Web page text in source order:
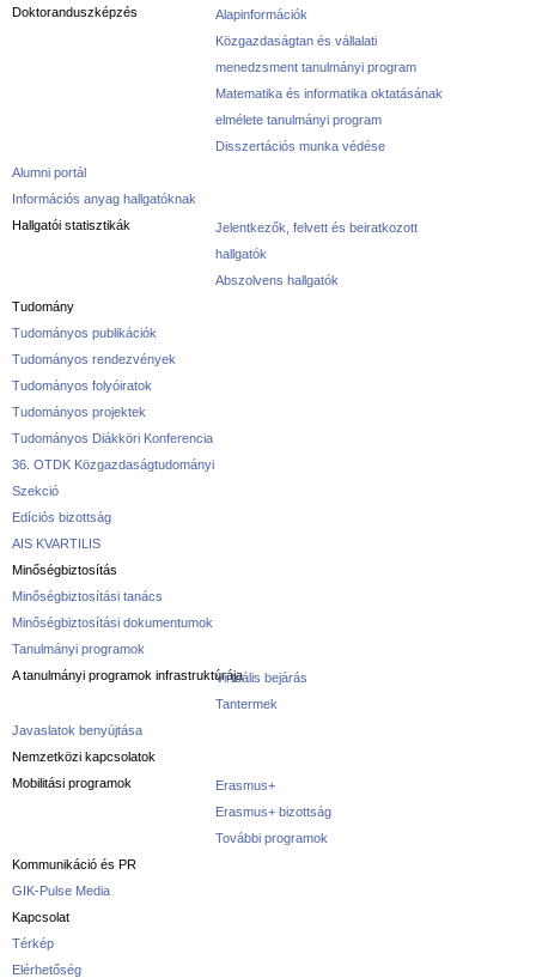
Doktoranduszképzés
Alapinformációk
Közgazdaságtan és vállalati
menedzsment tanulmányi program
Matematika és informatika oktatásának
elmélete tanulmányi program
Disszertációs munka védése
Alumni portál
Információs anyag hallgatóknak
Hallgatói statisztikák
Jelentkezők, felvett és beiratkozott
hallgatók
Abszolvens hallgatók
Tudomány
Tudományos publikációk
Tudományos rendezvények
Tudományos folyóiratok
Tudományos projektek
Tudományos Diákköri Konferencia
36. OTDK Közgazdaságtudományi
Szekció
Edíciós bizottság
AIS KVARTILIS
Minőségbiztosítás
Minőségbiztosítási tanács
Minőségbiztosítási dokumentumok
Tanulmányi programok
A tanulmányi programok infrastruktúrájaVirtuális bejárás
Tantermek
Javaslatok benyújtása
Nemzetközi kapcsolatok
Mobilitási programok
Erasmus+
Erasmus+ bizottság
További programok
Kommunikáció és PR
GIK-Pulse Media
Kapcsolat
Térkép
Elérhetőség